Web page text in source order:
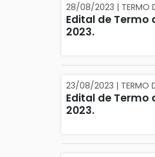
28/08/2023 | TERMO
Edital de Termo
2023.
23/08/2023 | TERMO
Edital de Termo
2023.